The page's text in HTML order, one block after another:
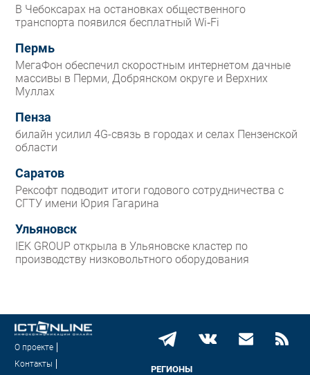
В Чебоксарах на остановках общественного
транспорта появился бесплатный Wi‑Fi
Пермь
МегаФон обеспечил скоростным интернетом дачные
массивы в Перми, Добрянском округе и Верхних
Муллах
Пенза
билайн усилил 4G-связь в городах и селах Пензенской
области
Саратов
Рексофт подводит итоги годового сотрудничества с
СГТУ имени Юрия Гагарина
Ульяновск
IEK GROUP открыла в Ульяновске кластер по
производству низковольтного оборудования
О проекте
Контакты
РЕГИОНЫ